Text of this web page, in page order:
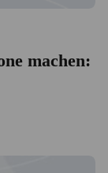
machen: